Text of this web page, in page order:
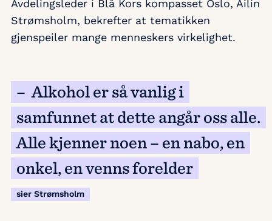
Avdelingsleder i Blå Kors kompasset Oslo, Ailin
Strømsholm, bekrefter at tematikken
gjenspeiler mange menneskers virkelighet.
– Alkohol er så vanlig i
samfunnet at dette angår oss alle.
Alle kjenner noen – en nabo, en
onkel, en venns forelder
sier Strømsholm